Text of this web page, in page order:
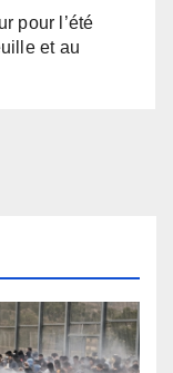
pour l’été
et au